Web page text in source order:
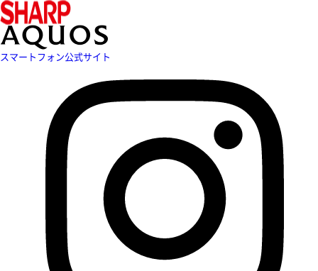
スマートフォン公式サイト